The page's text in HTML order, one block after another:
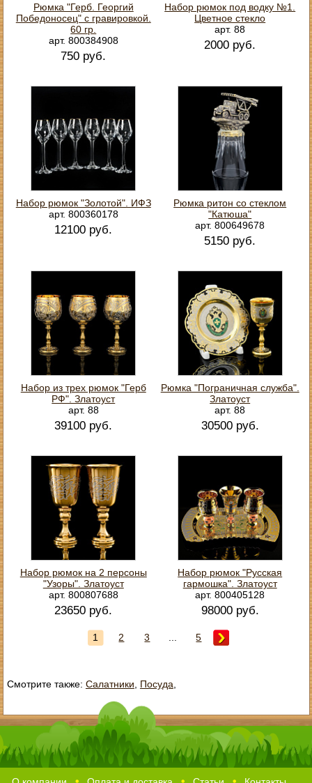
Рюмка "Герб. Георгий
Победоносец" с гравировкой.
60 гр.
арт. 800384908
750 руб.
Набор рюмок под водку №1.
Цветное стекло
арт. 88
2000 руб.
Набор рюмок "Золотой". ИФЗ
арт. 800360178
12100 руб.
Рюмка ритон со стеклом
"Катюша"
арт. 800649678
5150 руб.
Набор из трех рюмок "Герб
РФ". Златоуст
арт. 88
39100 руб.
Рюмка "Пограничная служба".
Златоуст
арт. 88
30500 руб.
Набор рюмок на 2 персоны
"Узоры". Златоуст
арт. 800807688
23650 руб.
Набор рюмок "Русская
гармошка". Златоуст
арт. 800405128
98000 руб.
1 2 3 5
Смотрите также: Салатники Посуда